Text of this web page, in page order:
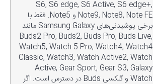
S6, S6 edge, S6 Active, S6 edge+,
Note9, Note8, Note FE و Note5. فقط با
برخی پوشیدنی‌های Samsung Galaxy مانند
Buds2 Pro, Buds2, Buds Pro, Buds Live,
Watch5, Watch 5 Pro, Watch4, Watch4
Classic, Watch3, Watch Active2, Watch
Active, Gear Sport, Gear S3, Galaxy
Watch و گلکسی Buds در دسترس است. اگر